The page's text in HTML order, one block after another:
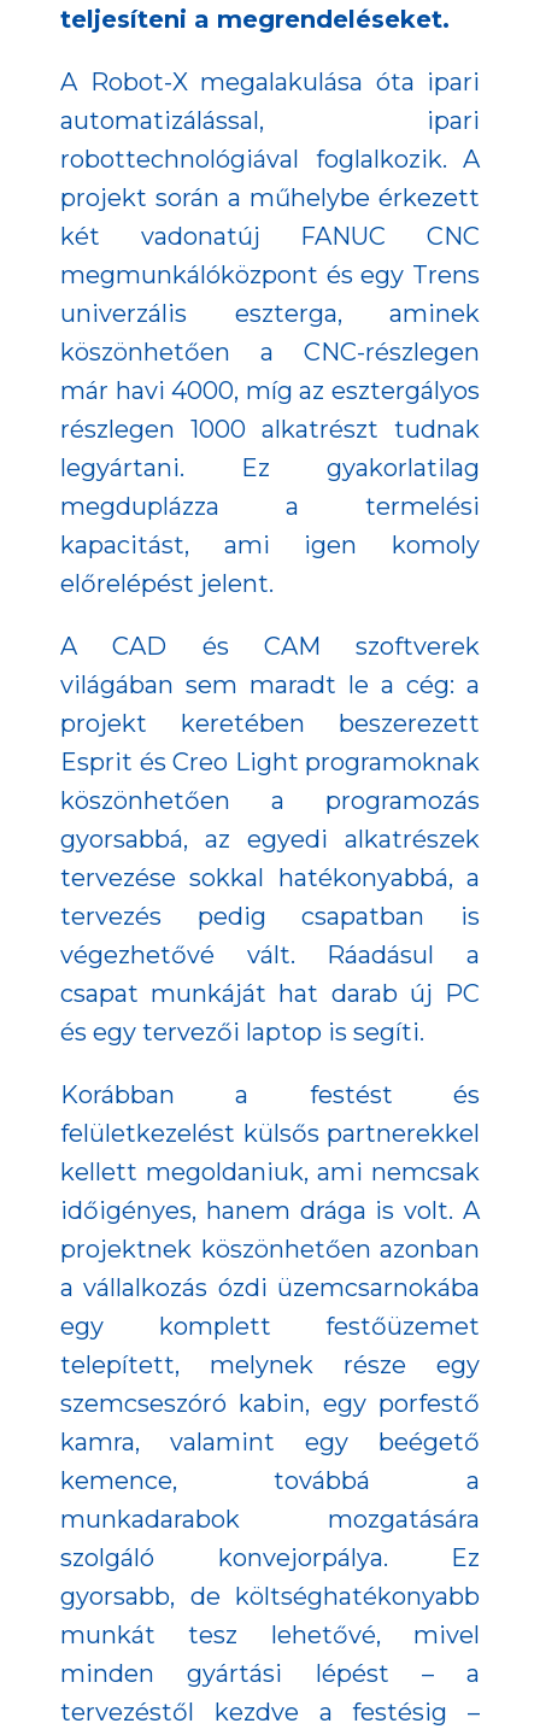
teljesíteni a megrendeléseket.
A Robot-X megalakulása óta ipari
automatizálással, ipari
robottechnológiával foglalkozik. A
projekt során a műhelybe érkezett
két vadonatúj FANUC CNC
megmunkálóközpont és egy Trens
univerzális eszterga, aminek
köszönhetően a CNC-részlegen
már havi 4000, míg az esztergályos
részlegen 1000 alkatrészt tudnak
legyártani. Ez gyakorlatilag
megduplázza a termelési
kapacitást, ami igen komoly
előrelépést jelent.
A CAD és CAM szoftverek
világában sem maradt le a cég: a
projekt keretében beszerezett
Esprit és Creo Light programoknak
köszönhetően a programozás
gyorsabbá, az egyedi alkatrészek
tervezése sokkal hatékonyabbá, a
tervezés pedig csapatban is
végezhetővé vált. Ráadásul a
csapat munkáját hat darab új PC
és egy tervezői laptop is segíti.
Korábban a festést és
felületkezelést külsős partnerekkel
kellett megoldaniuk, ami nemcsak
időigényes, hanem drága is volt. A
projektnek köszönhetően azonban
a vállalkozás ózdi üzemcsarnokába
egy komplett festőüzemet
telepített, melynek része egy
szemcseszóró kabin, egy porfestő
kamra, valamint egy beégető
kemence, továbbá a
munkadarabok mozgatására
szolgáló konvejorpálya. Ez
gyorsabb, de költséghatékonyabb
munkát tesz lehetővé, mivel
minden gyártási lépést – a
tervezéstől kezdve a festésig –